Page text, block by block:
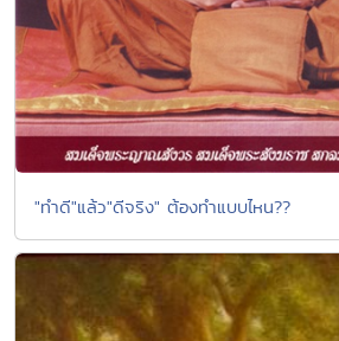
"ทำดี"แล้ว"ดีจริง" ต้องทำแบบไหน??